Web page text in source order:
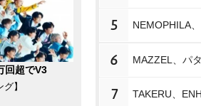
回超でV3
】
5
6 MAZZEL、パ
7